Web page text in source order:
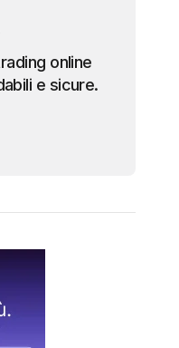
online
e sicure.